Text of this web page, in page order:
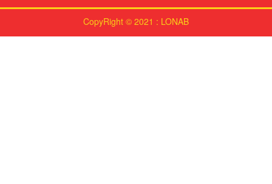
CopyRight © 2021 : LONAB